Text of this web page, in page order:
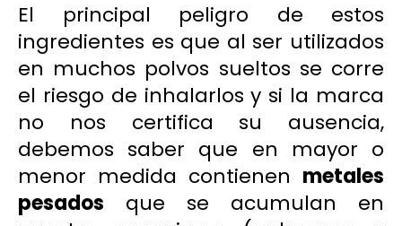
El principal peligro de estos
ingredientes es que al ser utilizados
en muchos polvos sueltos se corre
el riesgo de inhalarlos y si la marca
no nos certifica su ausencia,
debemos saber que en mayor o
menor medida contienen metales
pesados que se acumulan en